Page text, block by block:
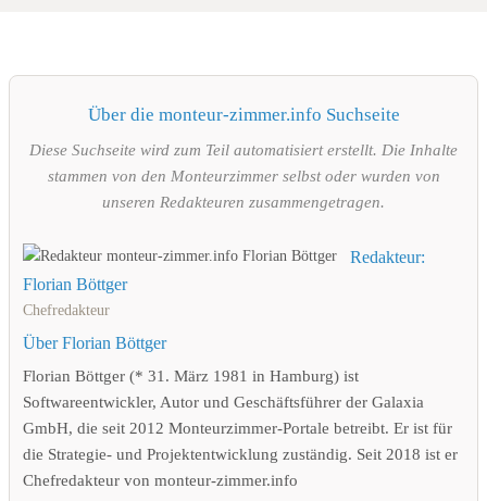
Über die monteur-zimmer.info Suchseite
Diese Suchseite wird zum Teil automatisiert erstellt. Die Inhalte
stammen von den Monteurzimmer selbst oder wurden von
unseren Redakteuren zusammengetragen.
Redakteur:
Florian Böttger
Chefredakteur
Über Florian Böttger
Florian Böttger (* 31. März 1981 in Hamburg) ist
Softwareentwickler, Autor und Geschäftsführer der Galaxia
GmbH, die seit 2012 Monteurzimmer-Portale betreibt. Er ist für
die Strategie- und Projektentwicklung zuständig. Seit 2018 ist er
Chefredakteur von monteur-zimmer.info